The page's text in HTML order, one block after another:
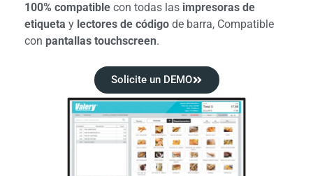
100% compatible con todas las impresoras de
etiqueta y lectores de código de barra, Compatible
con pantallas touchscreen.
Solicite un DEMO